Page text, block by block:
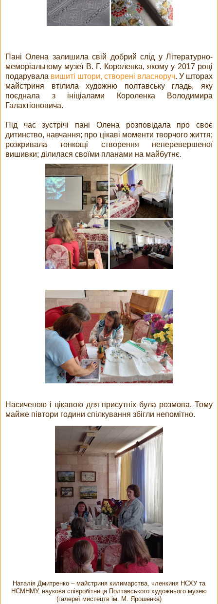
Пані Олена залишила свій добрий слід у Літературно-
меморіальному музеї В. Г. Короленка, якому у 2017 році
подарувала вишиті штори, створені власноруч. У шторах
майстриня втілила художню полтавську гладь, яку
поєднала з ініціалами Короленка Володимира
Галактіоновича.
Під час зустрічі пані Олена розповідала про своє
дитинство, навчання; про цікаві моменти творчого життя;
розкривала тонкощі створення неперевершеної
вишивки; ділилася своїми планами на майбутнє.
Насиченою і цікавою для присутніх була розмова. Тому
майже півтори години спілкування збігли непомітно.
Наталія Дмитренко – майстриня килимарства, членкиня НСХУ та
НСМНМУ, наукова співробітниця Полтавського художнього музею
(галереї мистецтв ім. М. Ярошенка)